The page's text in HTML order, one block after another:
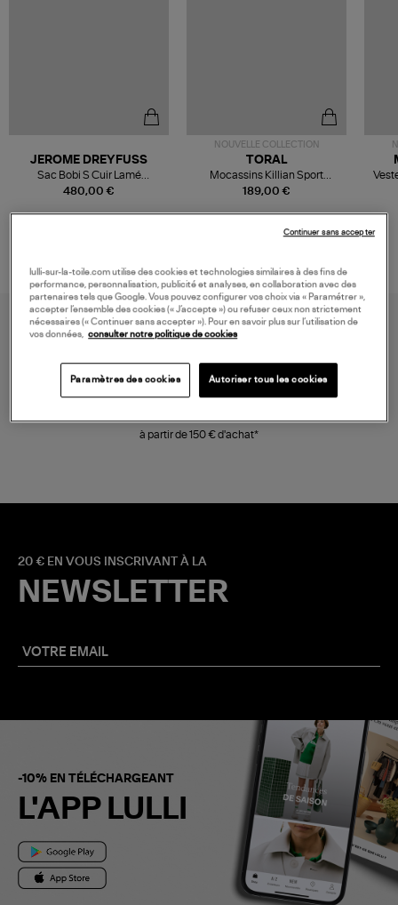
480,00 €
JEROME DREYFUSS
Sac Bobi S Cuir Lamé
Champagne
NOUVELLE COLLECTION
189,00 €
TORAL
Mocassins Killian Sport
Mousse
à partir de 150 € d'achat*
20 € EN VOUS INSCRIVANT À LA
NEWSLETTER
-10% EN TÉLÉCHARGEANT
L'APP LULLI
lulli-sur-la-toile.com utilise des cookies et technologies similaires à des fins de
performance, personnalisation, publicité et analyses, en collaboration avec des
partenaires tels que Google. Vous pouvez configurer vos choix via « Paramétrer »,
accepter l’ensemble des cookies (« J’accepte ») ou refuser ceux non strictement
nécessaires (« Continuer sans accepter »). Pour en savoir plus sur l’utilisation de
vos données, consulter notre politique de cookies
Paramètres des cookies Autoriser tous les cookies
Continuer sans accepter